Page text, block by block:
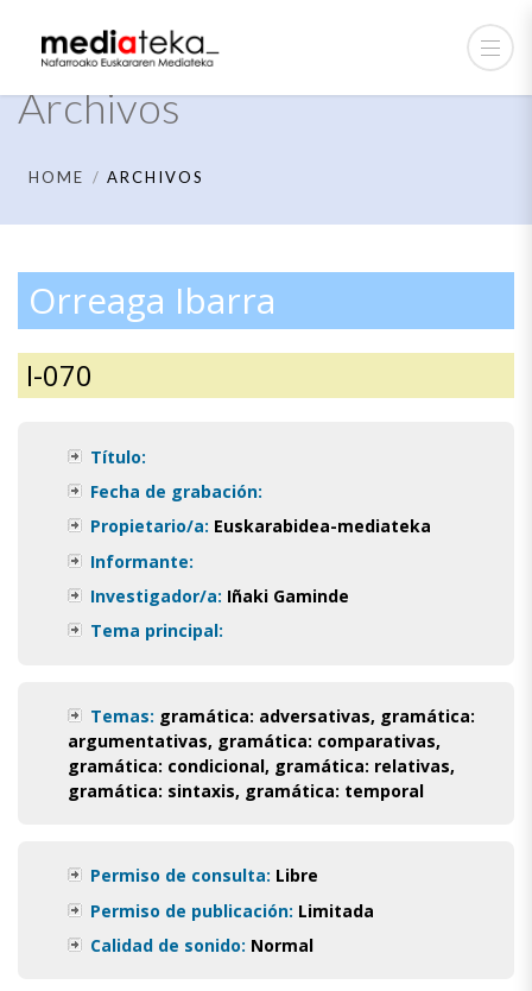
Archivos
HOME ARCHIVOS
Orreaga Ibarra
I-070
Título:
Fecha de grabación:
Propietario/a: Euskarabidea-mediateka
Informante:
Investigador/a: Iñaki Gaminde
Tema principal:
Temas: gramática: adversativas, gramática:
argumentativas, gramática: comparativas,
gramática: condicional, gramática: relativas,
gramática: sintaxis, gramática: temporal
Permiso de consulta: Libre
Permiso de publicación: Limitada
Calidad de sonido: Normal